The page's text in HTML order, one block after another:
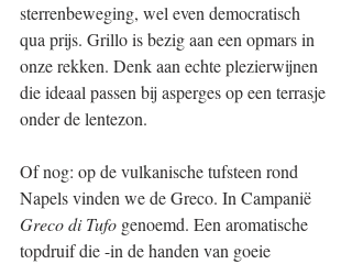
sterrenbeweging, wel even democratisch
qua prijs. Grillo is bezig aan een opmars in
onze rekken. Denk aan echte plezierwijnen
die ideaal passen bij asperges op een terrasje
onder de lentezon.
Of nog: op de vulkanische tufsteen rond
Napels vinden we de Greco. In Campanië
Greco di Tufo genoemd. Een aromatische
topdruif die -in de handen van goeie